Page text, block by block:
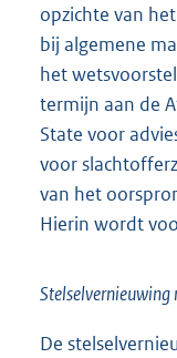
opzichte van
bij algemene
het
termijn aan de
State voor
voor
van het
Hierin wordt
Stelselvernieuwing
De